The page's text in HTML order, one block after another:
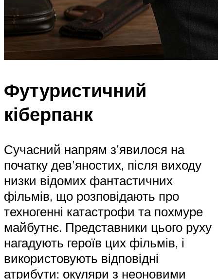
Футуристичний
кіберпанк
Сучасний напрям з’явилося на
початку дев’яностих, після виходу
низки відомих фантастичних
фільмів, що розповідають про
техногенні катастрофи та похмуре
майбутнє. Представники цього руху
нагадують героїв цих фільмів, і
використовують відповідні
атрибути: окуляри з неоновими